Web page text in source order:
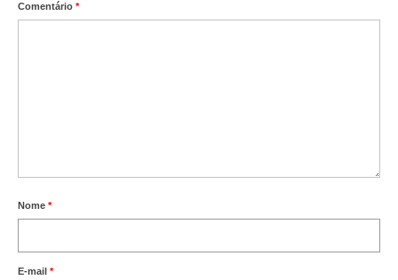
Comentário *
Nome *
E-mail *